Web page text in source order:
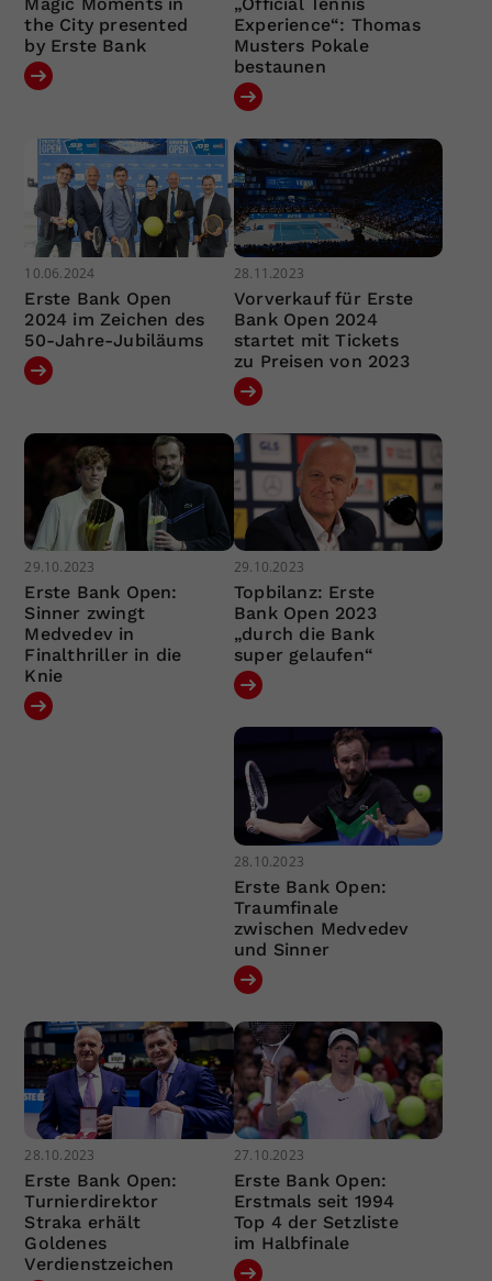
the City presented
by Erste Bank
Experience“: Thomas
Musters Pokale
bestaunen
10.06.2024
Erste Bank Open
2024 im Zeichen des
50-Jahre-Jubiläums
28.11.2023
Vorverkauf für Erste
Bank Open 2024
startet mit Tickets
zu Preisen von 2023
29.10.2023
Erste Bank Open:
Sinner zwingt
Medvedev in
Finalthriller in die
Knie
29.10.2023
Topbilanz: Erste
Bank Open 2023
„durch die Bank
super gelaufen“
28.10.2023
Erste Bank Open:
Traumfinale
zwischen Medvedev
und Sinner
28.10.2023
Erste Bank Open:
Turnierdirektor
Straka erhält
Goldenes
Verdienstzeichen
27.10.2023
Erste Bank Open:
Erstmals seit 1994
Top 4 der Setzliste
im Halbfinale